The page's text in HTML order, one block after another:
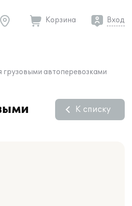
Корзина Вход
автоперевозками
К списку